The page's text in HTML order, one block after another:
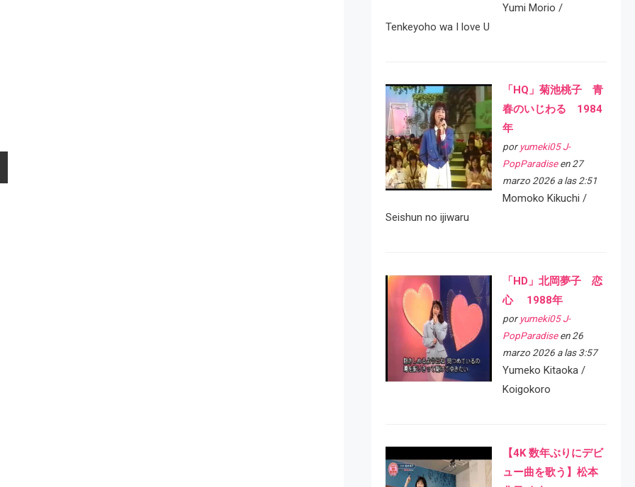
Yumi Morio /
Tenkeyoho wa I love U
「HQ」菊池桃子 青
春のいじわる 1984
年
por yumeki05 J-
PopParadiseen 27
marzo 2026 a las 2:51
Momoko Kikuchi /
Seishun no ijiwaru
「HD」北岡夢子 恋
心 1988年
por yumeki05 J-
PopParadiseen 26
marzo 2026 a las 3:57
Yumeko Kitaoka /
Koigokoro
【4K 数年ぶりにデビ
ュー曲を歌う】松本